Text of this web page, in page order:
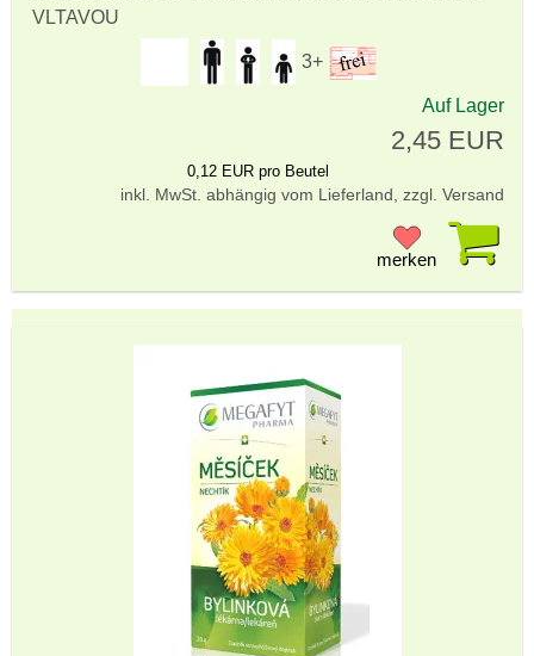
VLTAVOU
3+
Auf Lager
2,45 EUR
0,12 EUR pro Beutel
inkl. MwSt. abhängig vom Lieferland, zzgl. Versand
merken